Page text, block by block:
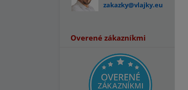
zakazky@vlajky.eu
Overené zákazníkmi